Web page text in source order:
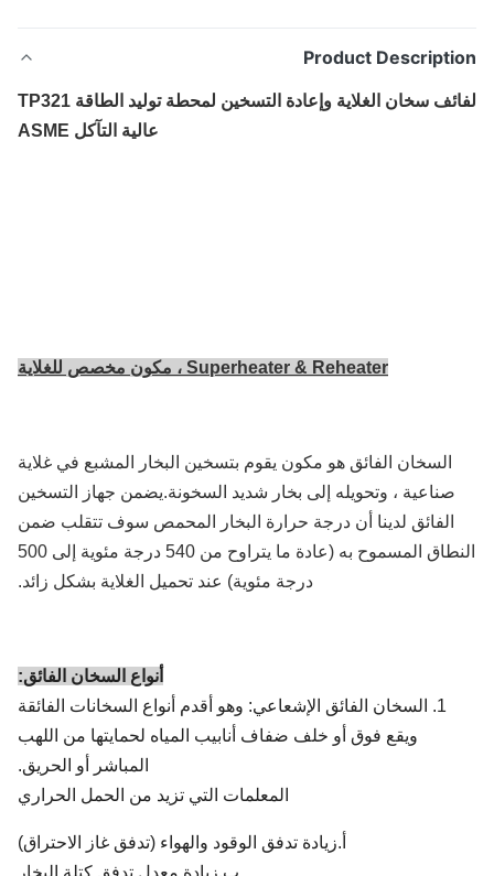
Product
لفائف سخان الغلاية وإعادة التسخين لمحطة توليد الطاقة TP321
عالية التآكل ASME
Superheater & Reheater ، مكون مخصص للغلاية
السخان الفائق هو مكون يقوم بتسخين البخار المشبع في غلاية
صناعية ، وتحويله إلى بخار شديد السخونة.يضمن جهاز التسخين
الفائق لدينا أن درجة حرارة البخار المحمص سوف تتقلب ضمن
النطاق المسموح به (عادة ما يتراوح من 540 درجة مئوية إلى 500
درجة مئوية) عند تحميل الغلاية بشكل زائد.
أنواع السخان الفائق:
1. السخان الفائق الإشعاعي: وهو أقدم أنواع السخانات الفائقة
ويقع فوق أو خلف ضفاف أنابيب المياه لحمايتها من اللهب
المباشر أو الحريق.
المعلمات التي تزيد من الحمل الحراري
أ.زيادة تدفق الوقود والهواء (تدفق غاز الاحتراق)
ب.زيادة معدل تدفق كتلة البخار